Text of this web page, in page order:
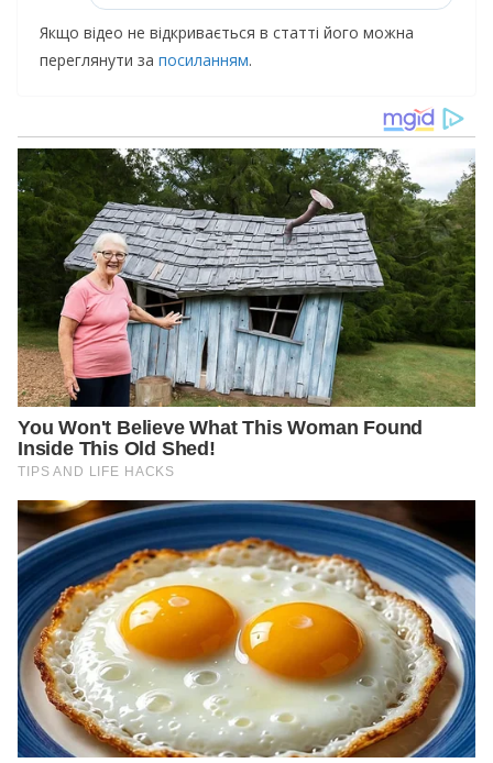
Якщо відео не відкривається в статті його можна
переглянути за посиланням.